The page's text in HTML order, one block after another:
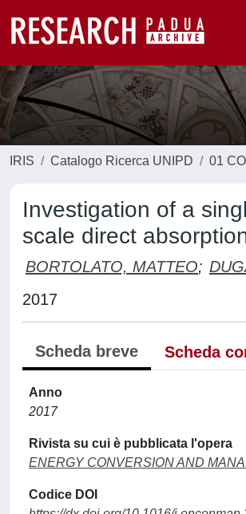
IRIS Catalogo Ricerca UNIPD 01
Investigation of a
scale direct
BORTOLATO, MATTEO;
2017
Scheda breve Scheda
Anno
2017
Rivista su cui è pubblicata l'opera
ENERGY CONVERSION AND
Codice DOI